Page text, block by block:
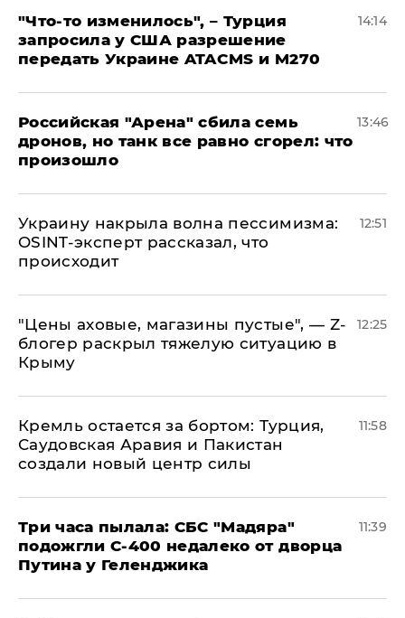
​"Что-то изменилось", – Турция
запросила у США разрешение
передать Украине ATACMS и M270
14:14
​Российская "Арена" сбила семь
дронов, но танк все равно сгорел: что
произошло
13:46
​Украину накрыла волна пессимизма:
OSINT-эксперт рассказал, что
происходит
12:51
​"Цены аховые, магазины пустые", — Z-
блогер раскрыл тяжелую ситуацию в
Крыму
12:25
​Кремль остается за бортом: Турция,
Саудовская Аравия и Пакистан
создали новый центр силы
11:58
Три часа пылала: СБС "Мадяра"
подожгли С-400 недалеко от дворца
Путина у Геленджика
11:39